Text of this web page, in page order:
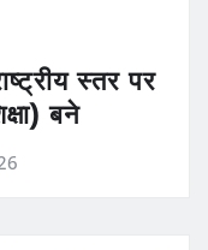
स्तर पर
बने